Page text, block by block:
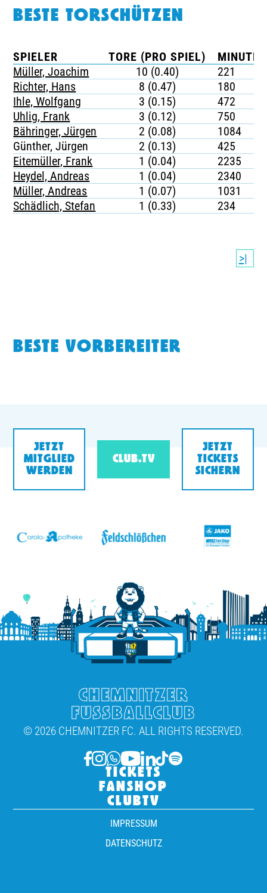
BESTE TORSCHÜTZEN
SPIELER TORE (PRO SPIEL)
Müller, Joachim
10 (0.40)
221
Richter, Hans
8 (0.47)
180
Ihle, Wolfgang
3 (0.15)
472
Uhlig, Frank
3 (0.12)
750
Bähringer, Jürgen
2 (0.08)
1084
Günther, Jürgen
2 (0.13)
425
Eitemüller, Frank
1 (0.04)
2235
Heydel, Andreas
1 (0.04)
2340
Müller, Andreas
1 (0.07)
1031
Schädlich, Stefan
1 (0.33) 234
>|
BESTE VORBEREITER
JETZT
MITGLIED
WERDEN
CLUB.TV
JETZT
TICKETS
SICHERN
CHEMNITZER
FUSSBALLCLUB
© 2026 CHEMNITZER FC. ALL RIGHTS RESERVED.
TICKETS
FANSHOP
CLUBTV
IMPRESSUM
DATENSCHUTZ